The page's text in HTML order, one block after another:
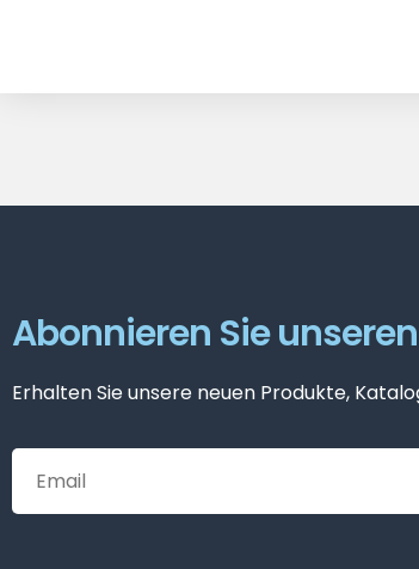
Abonnieren Sie
Erhalten Sie unsere neuen Produkte,